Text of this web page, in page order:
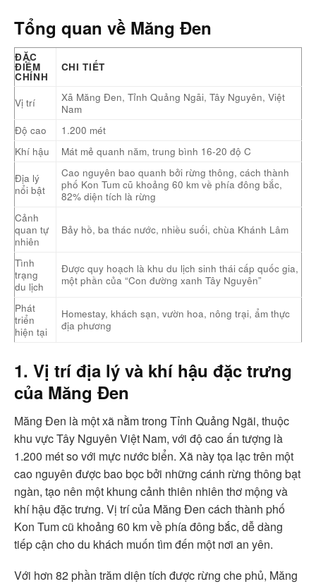
Tổng quan về Măng Đen
ĐẶC
ĐIỂM
CHÍNH
CHI TIẾT
Vị trí
Xã Măng Đen, Tỉnh Quảng Ngãi, Tây Nguyên, Việt
Nam
Độ cao
1.200 mét
Khí hậu
Mát mẻ quanh năm, trung bình 16-20 độ C
Địa lý
nổi bật
Cao nguyên bao quanh bởi rừng thông, cách thành
phố Kon Tum cũ khoảng 60 km về phía đông bắc,
82% diện tích là rừng
Cảnh
quan tự
nhiên
Bảy hồ, ba thác nước, nhiều suối, chùa Khánh Lâm
Tình
trạng
du lịch
Được quy hoạch là khu du lịch sinh thái cấp quốc gia,
một phần của “Con đường xanh Tây Nguyên”
Phát
triển
hiện tại
Homestay, khách sạn, vườn hoa, nông trại, ẩm thực
địa phương
1. Vị trí địa lý và khí hậu đặc trưng
của Măng Đen
Măng Đen là một xã nằm trong Tỉnh Quảng Ngãi, thuộc
khu vực Tây Nguyên Việt Nam, với độ cao ấn tượng là
1.200 mét so với mực nước biển. Xã này tọa lạc trên một
cao nguyên được bao bọc bởi những cánh rừng thông bạt
ngàn, tạo nên một khung cảnh thiên nhiên thơ mộng và
khí hậu đặc trưng. Vị trí của Măng Đen cách thành phố
Kon Tum cũ khoảng 60 km về phía đông bắc, dễ dàng
tiếp cận cho du khách muốn tìm đến một nơi an yên.
Với hơn 82 phần trăm diện tích được rừng che phủ, Măng